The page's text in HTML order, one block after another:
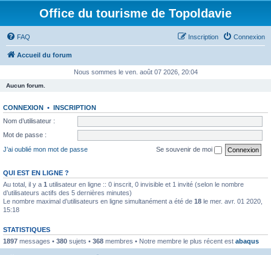
Office du tourisme de Topoldavie
FAQ Connexion
Inscription
Accueil du forum
Nous sommes le ven. août 07 2026, 20:04
Aucun forum.
CONNEXION • INSCRIPTION
Nom d’utilisateur :
Mot de passe :
J’ai oublié mon mot de passe
Se souvenir de moi
QUI EST EN LIGNE ?
Au total, il y a 1 utilisateur en ligne :: 0 inscrit, 0 invisible et 1 invité (selon le nombre
d’utilisateurs actifs des 5 dernières minutes)
Le nombre maximal d’utilisateurs en ligne simultanément a été de 18 le mer. avr. 01 2020,
15:18
STATISTIQUES
1897 messages • 380 sujets • 368 membres • Notre membre le plus récent est abaqus